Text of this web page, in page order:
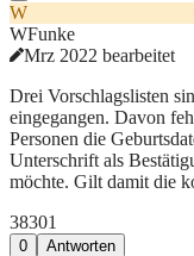
W
WFunke
Mrz 2022 bearbeitet
Drei Vorschlagslisten
eingegangen. Davon
Personen die
Unterschrift als
möchte. Gilt damit die
38301
0 Antworten